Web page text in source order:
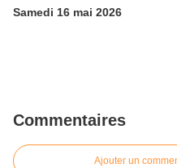
Samedi 16 mai 2026
Commentaires
Ajouter un